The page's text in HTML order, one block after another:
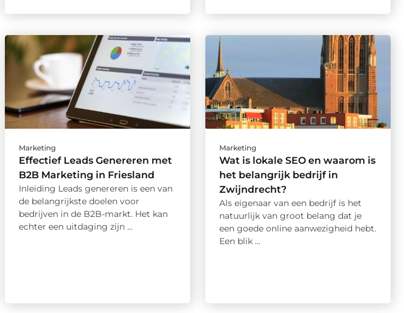
Marketing
Effectief Leads Genereren met
B2B Marketing in Friesland
Inleiding Leads genereren is een van
de belangrijkste doelen voor
bedrijven in de B2B-markt. Het kan
echter een uitdaging zijn ...
Marketing
Wat is lokale SEO en waarom is
het belangrijk bedrijf in
Zwijndrecht?
Als eigenaar van een bedrijf is het
natuurlijk van groot belang dat je
een goede online aanwezigheid hebt.
Een blik ...